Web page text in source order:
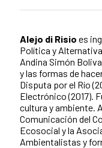
Alejo di Risio es
Política y
Andina Simón
y las formas de
Disputa por el Río
Electrónico (2017).
cultura y ambiente.
Comunicación del
Ecosocial y la
Ambientalistas y